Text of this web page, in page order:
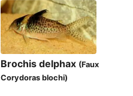
Brochis delphax (Faux
Corydoras blochi)